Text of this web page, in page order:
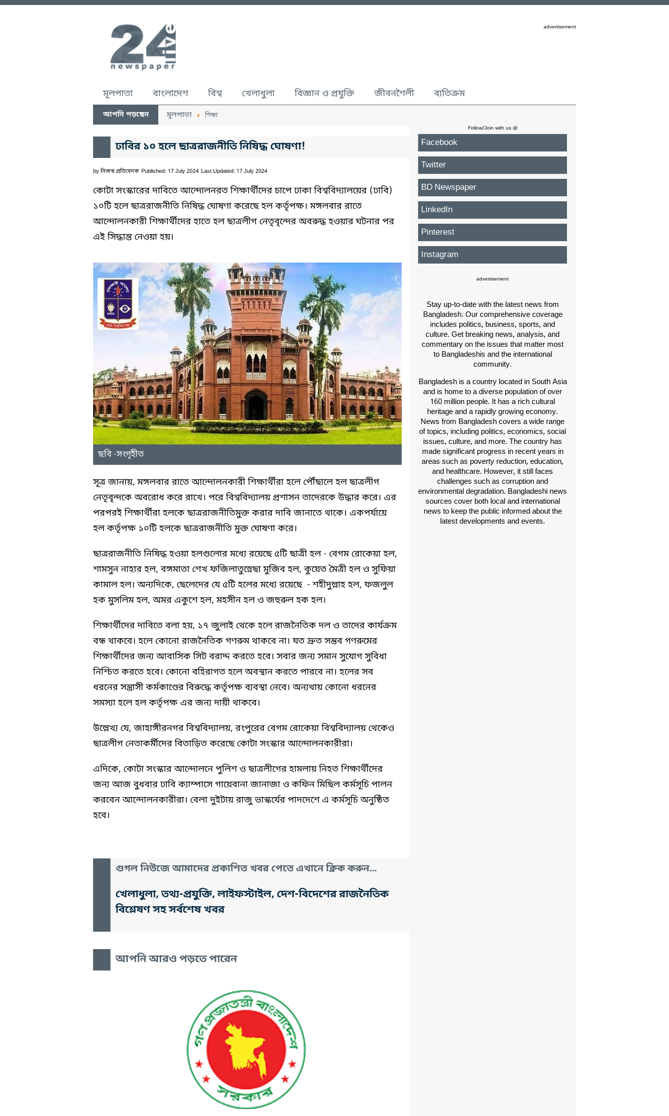
advertisement
মূলপাতা বাংলাদেশ বিশ্ব খেলাধুলা বিজ্ঞান ও প্রযুক্তি জীবনশৈলী ব্যতিক্রম
আপনি পড়ছেন মূলপাতা শিক্ষা
ঢাবির ১০ হলে ছাত্ররাজনীতি নিষিদ্ধ ঘোষণা!
by নিজস্ব প্রতিবেদক Published: 17 July 2024 Last Updated: 17 July 2024
কোটা সংস্কারের দাবিতে আন্দোলনরত শিক্ষার্থীদের চাপে ঢাকা বিশ্ববিদ্যালয়ের (ঢাবি)
১০টি হলে ছাত্ররাজনীতি নিষিদ্ধ ঘোষণা করেছে হল কর্তৃপক্ষ। মঙ্গলবার রাতে
আন্দোলনকারী শিক্ষার্থীদের হাতে হল ছাত্রলীগ নেতৃবৃন্দের অবরুদ্ধ হওয়ার ঘটনার পর
এই সিদ্ধান্ত নেওয়া হয়।
ছবি -সংগৃহীত
সূত্র জানায়, মঙ্গলবার রাতে আন্দোলনকারী শিক্ষার্থীরা হলে পৌঁছালে হল ছাত্রলীগ
নেতৃবৃন্দকে অবরোধ করে রাখে। পরে বিশ্ববিদ্যালয় প্রশাসন তাদেরকে উদ্ধার করে। এর
পরপরই শিক্ষার্থীরা হলকে ছাত্ররাজনীতিমুক্ত করার দাবি জানাতে থাকে। একপর্যায়ে
হল কর্তৃপক্ষ ১০টি হলকে ছাত্ররাজনীতি মুক্ত ঘোষণা করে।
ছাত্ররাজনীতি নিষিদ্ধ হওয়া হলগুলোর মধ্যে রয়েছে ৫টি ছাত্রী হল - বেগম রোকেয়া হল,
শামসুন নাহার হল, বঙ্গমাতা শেখ ফজিলাতুন্নেছা মুজিব হল, কুয়েত মৈত্রী হল ও সুফিয়া
কামাল হল। অন্যদিকে, ছেলেদের যে ৫টি হলের মধ্যে রয়েছে - শহীদুল্লাহ হল, ফজলুল
হক মুসলিম হল, অমর একুশে হল, মহসীন হল ও জহুরুল হক হল।
শিক্ষার্থীদের দাবিতে বলা হয়, ১৭ জুলাই থেকে হলে রাজনৈতিক দল ও তাদের কার্যক্রম
বন্ধ থাকবে। হলে কোনো রাজনৈতিক গণরুম থাকবে না। যত দ্রুত সম্ভব গণরুমের
শিক্ষার্থীদের জন্য আবাসিক সিট বরাদ্দ করতে হবে। সবার জন্য সমান সুযোগ সুবিধা
নিশ্চিত করতে হবে। কোনো বহিরাগত হলে অবস্থান করতে পারবে না। হলের সব
ধরনের সন্ত্রাসী কর্মকাণ্ডের বিরুদ্ধে কর্তৃপক্ষ ব্যবস্থা নেবে। অন্যথায় কোনো ধরনের
সমস্যা হলে হল কর্তৃপক্ষ এর জন্য দায়ী থাকবে।
উল্লেখ্য যে, জাহাঙ্গীরনগর বিশ্ববিদ্যালয়, রংপুরের বেগম রোকেয়া বিশ্ববিদ্যালয় থেকেও
ছাত্রলীগ নেতাকর্মীদের বিতাড়িত করেছে কোটা সংস্কার আন্দোলনকারীরা।
এদিকে, কোটা সংস্কার আন্দোলনে পুলিশ ও ছাত্রলীগের হামলায় নিহত শিক্ষার্থীদের
জন্য আজ বুধবার ঢাবি ক্যাম্পাসে গায়েবানা জানাজা ও কফিন মিছিল কর্মসূচি পালন
করবেন আন্দোলনকারীরা। বেলা দুইটায় রাজু ভাস্কর্যের পাদদেশে এ কর্মসূচি অনুষ্ঠিত
হবে।
গুগল নিউজে আমাদের প্রকাশিত খবর পেতে এখানে ক্লিক করুন...
খেলাধুলা, তথ্য-প্রযুক্তি, লাইফস্টাইল, দেশ-বিদেশের রাজনৈতিক
বিশ্লেষণ সহ সর্বশেষ খবর
আপনি আরও পড়তে পারেন
Follow/Join with us @
Facebook
Twitter
BD Newspaper
LinkedIn
Pinterest
Instagram
advertisement
Stay up-to-date with the latest news from
Bangladesh. Our comprehensive coverage
includes politics, business, sports, and
culture. Get breaking news, analysis, and
commentary on the issues that matter most
to Bangladeshis and the international
community.
Bangladesh is a country located in South Asia
and is home to a diverse population of over
160 million people. It has a rich cultural
heritage and a rapidly growing economy.
News from Bangladesh covers a wide range
of topics, including politics, economics, social
issues, culture, and more. The country has
made significant progress in recent years in
areas such as poverty reduction, education,
and healthcare. However, it still faces
challenges such as corruption and
environmental degradation. Bangladeshi news
sources cover both local and international
news to keep the public informed about the
latest developments and events.